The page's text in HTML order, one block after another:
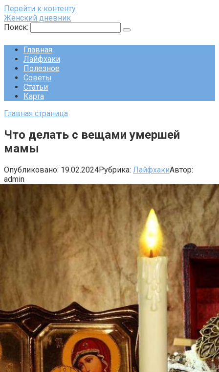
Перейти к контенту
Женский дневник
Поиск:
Главная
Лайфхаки
Полезное
Советы
Статьи
Карта
Главная страница
Что делать с вещами умершей
мамы
Опубликовано: 19.02.2024Рубрика: ЛайфхакиАвтор:
admin